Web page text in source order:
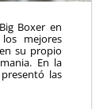
Boxer en
mejores
su propio
En la
las